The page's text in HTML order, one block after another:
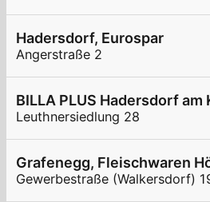
Hadersdorf, Eurospar
Angerstraße 2
BILLA PLUS Hadersdorf am
Leuthnersiedlung 28
Grafenegg, Fleischwaren
Gewerbestraße (Walkersdorf)